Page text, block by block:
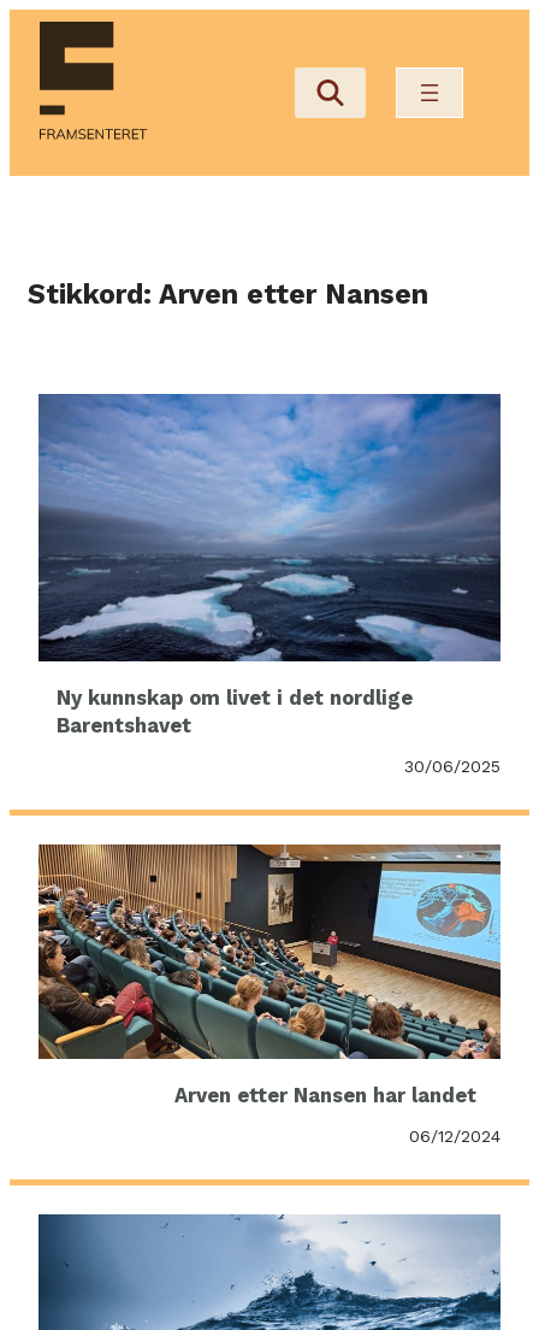
Hopp
innhold
Stikkord: Arven etter Nansen
Ny kunnskap om livet i det nordlige
Barentshavet
30/06/2025
Arven etter Nansen har landet
06/12/2024